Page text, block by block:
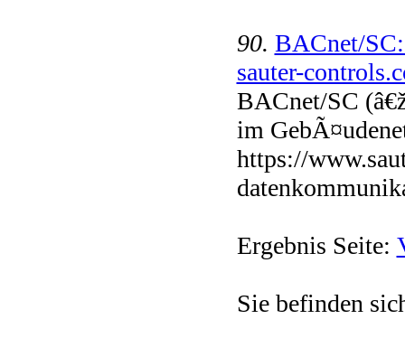
90. BACnet/
sauter-
BACnet/SC
im
https://
Ergebnis Seite:
Sie befinden